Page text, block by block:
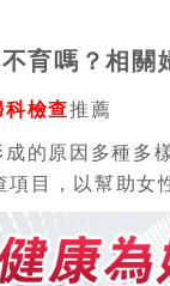
育嗎？相關
科檢查推薦
的原因多種多
目，以幫助女